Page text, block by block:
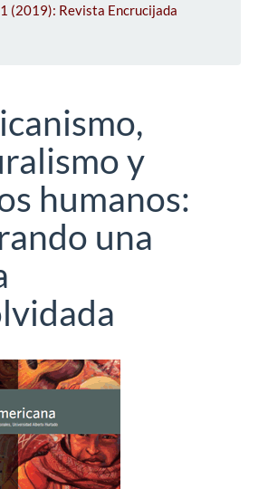
(2019): Revista Encrucijada
y
humanos:
una